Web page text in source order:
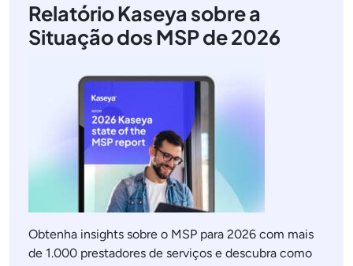
Relatório Kaseya sobre a
Situação dos MSP de 2026
Obtenha insights sobre o MSP para 2026 com mais
de 1.000 prestadores de serviços e descubra como